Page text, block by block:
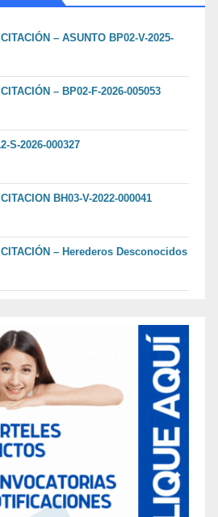
– ASUNTO BP02-V-2025-
– BP02-F-2026-005053
S-2026-000327
BH03-V-2022-000041
– Herederos Desconocidos